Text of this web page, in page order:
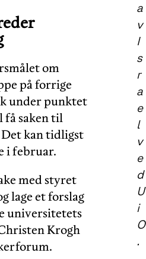
a
v
I
s
r
a
e
l
v
e
d
U
i
O
.
om
på forrige
under punktet
få saken til
kan tidligst
i februar.
med styret
lage et forslag
universitetets
Krogh